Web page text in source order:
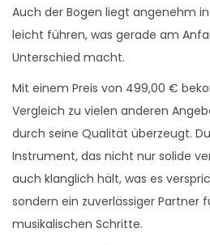
Auch der Bogen liegt angenehm
leicht führen, was gerade am
Unterschied macht.
Mit einem Preis von 499,00 €
Vergleich zu vielen anderen
durch seine Qualität überzeugt.
Instrument, das nicht nur solide
auch klanglich hält, was es
sondern ein zuverlässiger Partner
musikalischen Schritte.